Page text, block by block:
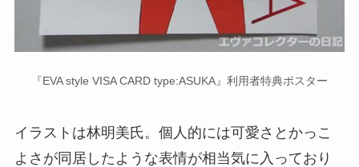
『EVA style VISA CARD type:ASUKA』利用者特典ポスター
イラストは林明美氏。個人的には可愛さとかっこ
よさが同居したような表情が相当気に入っており